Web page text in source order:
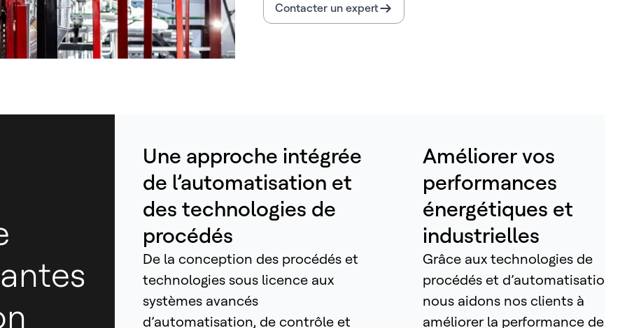
Contacter un expert
Une approche intégrée
de l’automatisation et
des technologies de
procédés
De la conception des procédés et
technologies sous licence aux
systèmes avancés
d’automatisation, de contrôle et
Améliorer vos
performances
énergétiques et
industrielles
Grâce aux technologies de
procédés et d’automatisation,
nous aidons nos clients à
améliorer la performance de